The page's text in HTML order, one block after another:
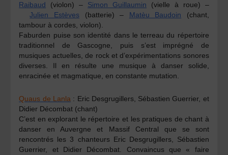
Raibaud (violon) – Simon Guillaumin (vielle à roue) –
Julien Estèves (batterie) – Matèu Baudoin (chant,
tambour à cordes, violon).
Faburden puise son identité dans le terreau du répertoire
traditionnel de Gascogne, puis s’est imprégné de
musiques actuelles, de rock et d’expérimentations sonores
diverses. Il en résulte une musique à danser solide,
enracinée et magmatique, en constante mutation.
Quaus de Lanla: Eric Desgrugillers, Sébastien Guerrier, et
Didier Décombat (chant)
C’est en explorant le répertoire et les pratiques de chant à
danser en Auvergne et Massif Central que se sont
rencontrés les 3 chanteurs Eric Desgrugillers, Sébastien
Guerrier, et Didier Décombat. Convaincus que « faire